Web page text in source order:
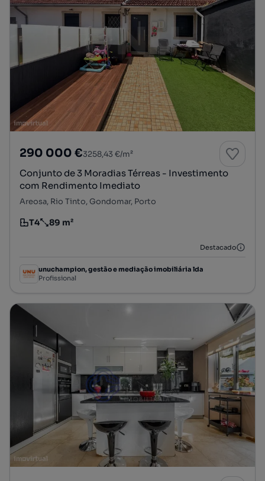
290 000 €3258,43 €/m²
Conjunto de 3 Moradias Térreas - Investimento
com Rendimento Imediato
Areosa, Rio Tinto, Gondomar, Porto
Tipologia
T4
Preço por metro quadrado
89 m²
Destacado
unuchampion, gestão e mediação imobiliária lda
Profissional